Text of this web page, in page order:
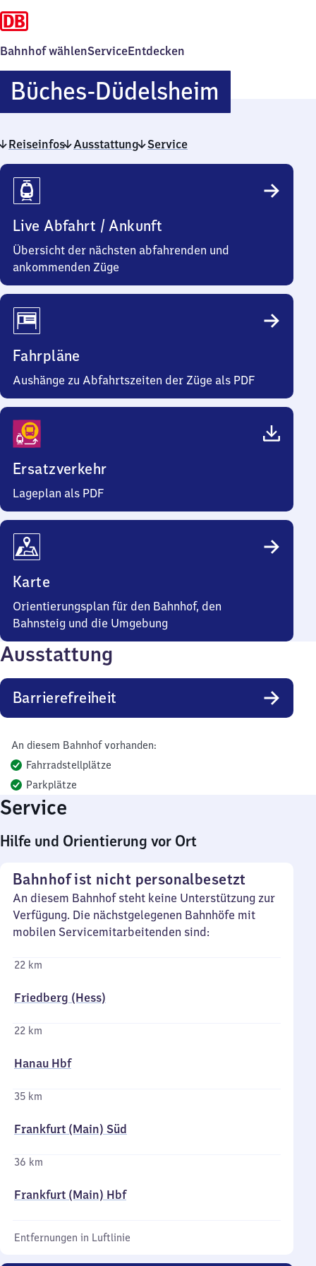
Bahnhof wählenServiceEntdecken
Büches-DüdelsheimBüches-
Reiseinfos Ausstattung Service
Reiseinfos
Live Abfahrt / Ankunft
Übersicht der nächsten abfahrenden und
ankommenden Züge
Fahrpläne
Aushänge zu Abfahrtszeiten der Züge als PDF
Ersatzverkehr
Lageplan als PDF
Karte
Orientierungsplan für den Bahnhof, den
Bahnsteig und die Umgebung
Ausstattung
Barrierefreiheit
An diesem Bahnhof vorhanden:
Fahrradstellplätze
Parkplätze
Service
Hilfe und Orientierung vor Ort
Bahnhof ist nicht personalbesetzt
An diesem Bahnhof steht keine Unterstützung zur
Verfügung. Die nächstgelegenen Bahnhöfe mit
mobilen Servicemitarbeitenden sind:
22 km
Friedberg (Hess)
22 km
Hanau Hbf
35 km
Frankfurt (Main) Süd
36 km
Frankfurt (Main) Hbf
Entfernungen in Luftlinie